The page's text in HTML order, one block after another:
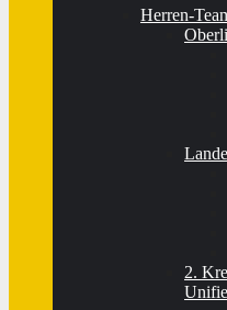
Herren-
2.